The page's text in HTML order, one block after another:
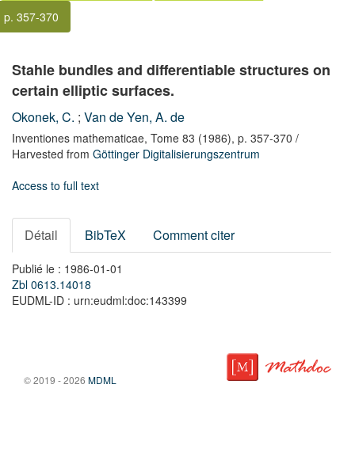
p. 357-370
Stahle bundles and differentiable structures on
certain elliptic surfaces.
Okonek, C. ; Van de Yen, A. de
Inventiones mathematicae, Tome 83 (1986), p. 357-370 /
Harvested from Göttinger Digitalisierungszentrum
Access to full text
Détail BibTeX Comment citer
Publié le : 1986-01-01
Zbl 0613.14018
EUDML-ID : urn:eudml:doc:143399
© 2019 - 2026 MDML